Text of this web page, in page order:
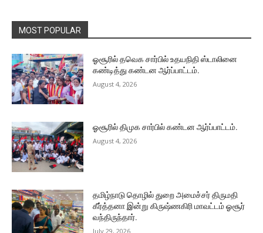
MOST POPULAR
ஓசூரில் தவெக சார்பில் உதயநிதி ஸ்டாலினை
கண்டித்து கண்டன ஆர்ப்பாட்டம்.
August 4, 2026
ஓசூரில் திமுக சார்பில் கண்டன ஆர்ப்பாட்டம்.
August 4, 2026
தமிழ்நாடு தொழில் துறை அமைச்சர் திருமதி
கீர்த்தனா இன்று கிருஷ்ணகிரி மாவட்டம் ஓசூர்
வந்திருந்தார்.
July 29, 2026